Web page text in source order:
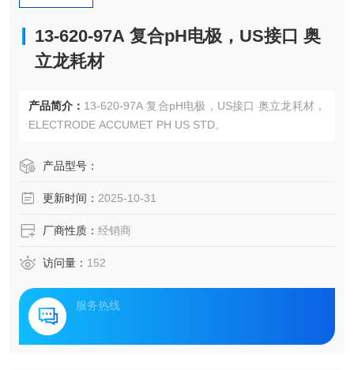
13-620-97A 复合pH电极，US接口 奥
立龙耗材
产品简介： 13-620-97A 复合pH电极，US接口 奥立龙耗材，
ELECTRODE ACCUMET PH US STD。
产品型号：
更新时间： 2025-10-31
厂商性质： 经销商
访问量： 152
服务热线